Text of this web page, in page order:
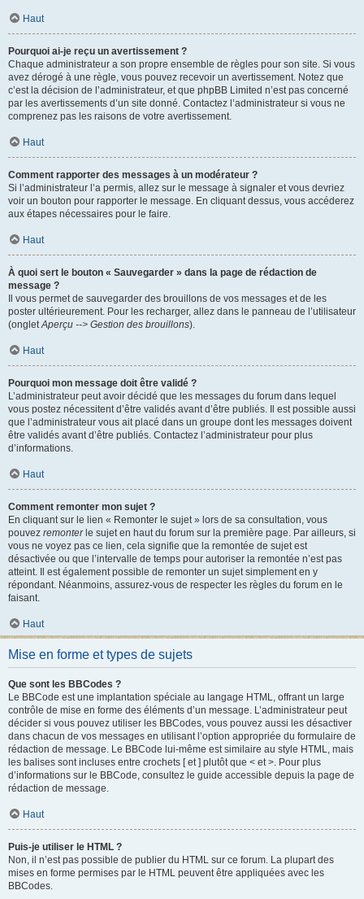
Haut
Pourquoi ai-je reçu un avertissement ?
Chaque administrateur a son propre ensemble de règles pour son site. Si vous
avez dérogé à une règle, vous pouvez recevoir un avertissement. Notez que
c’est la décision de l’administrateur, et que phpBB Limited n’est pas concerné
par les avertissements d’un site donné. Contactez l’administrateur si vous ne
comprenez pas les raisons de votre avertissement.
Haut
Comment rapporter des messages à un modérateur ?
Si l’administrateur l’a permis, allez sur le message à signaler et vous devriez
voir un bouton pour rapporter le message. En cliquant dessus, vous accéderez
aux étapes nécessaires pour le faire.
Haut
À quoi sert le bouton « Sauvegarder » dans la page de rédaction de
message ?
Il vous permet de sauvegarder des brouillons de vos messages et de les
poster ultérieurement. Pour les recharger, allez dans le panneau de l’utilisateur
(onglet Aperçu --> Gestion des brouillons).
Haut
Pourquoi mon message doit être validé ?
L’administrateur peut avoir décidé que les messages du forum dans lequel
vous postez nécessitent d’être validés avant d’être publiés. Il est possible aussi
que l’administrateur vous ait placé dans un groupe dont les messages doivent
être validés avant d’être publiés. Contactez l’administrateur pour plus
d’informations.
Haut
Comment remonter mon sujet ?
En cliquant sur le lien « Remonter le sujet » lors de sa consultation, vous
pouvez remonterle sujet en haut du forum sur la première page. Par ailleurs, si
vous ne voyez pas ce lien, cela signifie que la remontée de sujet est
désactivée ou que l’intervalle de temps pour autoriser la remontée n’est pas
atteint. Il est également possible de remonter un sujet simplement en y
répondant. Néanmoins, assurez-vous de respecter les règles du forum en le
faisant.
Haut
Mise en forme et types de sujets
Que sont les BBCodes ?
Le BBCode est une implantation spéciale au langage HTML, offrant un large
contrôle de mise en forme des éléments d’un message. L’administrateur peut
décider si vous pouvez utiliser les BBCodes, vous pouvez aussi les désactiver
dans chacun de vos messages en utilisant l’option appropriée du formulaire de
rédaction de message. Le BBCode lui-même est similaire au style HTML, mais
les balises sont incluses entre crochets [ et ] plutôt que < et >. Pour plus
d’informations sur le BBCode, consultez le guide accessible depuis la page de
rédaction de message.
Haut
Puis-je utiliser le HTML ?
Non, il n’est pas possible de publier du HTML sur ce forum. La plupart des
mises en forme permises par le HTML peuvent être appliquées avec les
BBCodes.